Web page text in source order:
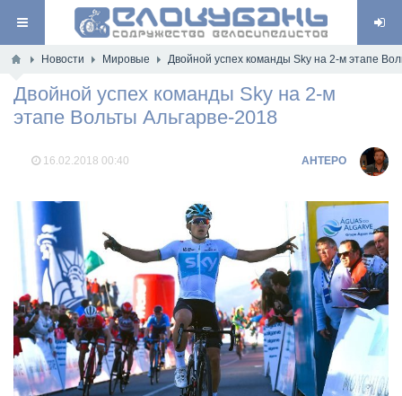
Новости Мировые Двойной успех команды Sky на 2-м этапе
Двойной успех команды Sky на 2-м
этапе Вольты Альгарве-2018
16.02.2018 00:40 AHTEPO